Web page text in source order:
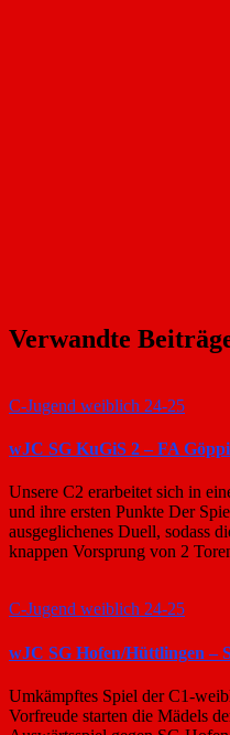
Verwandte
C-Jugend weiblich 24-25
wJC SG KuGiS 2 – FA
Unsere C2 erarbeitet sich in
und ihre ersten Punkte Der
ausgeglichenes Duell, sodass
knappen Vorsprung von 2
C-Jugend weiblich 24-25
wJC SG Hofen/Hüttlingen –
Umkämpftes Spiel der C1-
Vorfreude starten die Mädels